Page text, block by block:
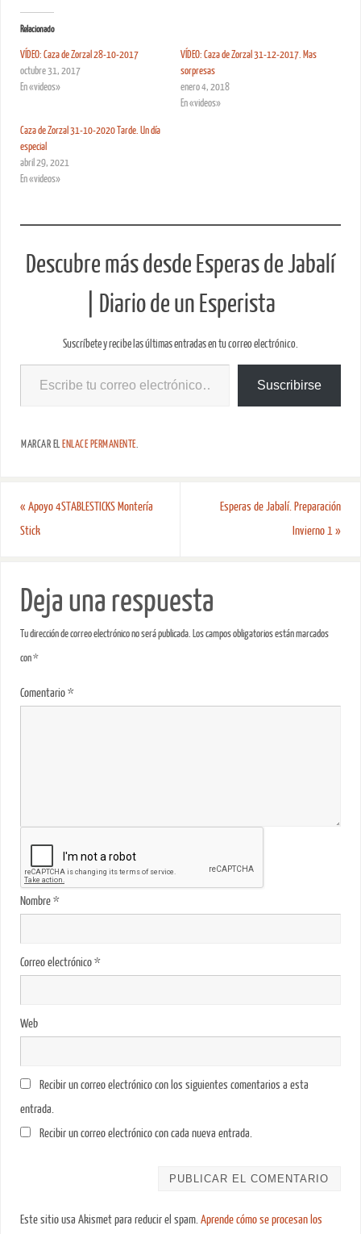
Relacionado
VÍDEO: Caza de Zorzal 28-10-2017
octubre 31, 2017
En «videos»
VÍDEO: Caza de Zorzal 31-12-2017. Mas
sorpresas
enero 4, 2018
En «videos»
Caza de Zorzal 31-10-2020 Tarde. Un día
especial
abril 29, 2021
En «videos»
Descubre más desde Esperas de Jabalí
| Diario de un Esperista
Suscríbete y recibe las últimas entradas en tu correo electrónico.
Suscribirse
MARCAR EL ENLACE PERMANENTE.
« Apoyo 4STABLESTICKS Montería
Stick
Esperas de Jabalí. Preparación
Invierno 1»
Deja una respuesta
Tu dirección de correo electrónico no será publicada. Los campos obligatorios están marcados
con*
Comentario*
Nombre*
Correo electrónico*
Web
Recibir un correo electrónico con los siguientes comentarios a esta
entrada.
Recibir un correo electrónico con cada nueva entrada.
Este sitio usa Akismet para reducir el spam.Aprende cómo se procesan los